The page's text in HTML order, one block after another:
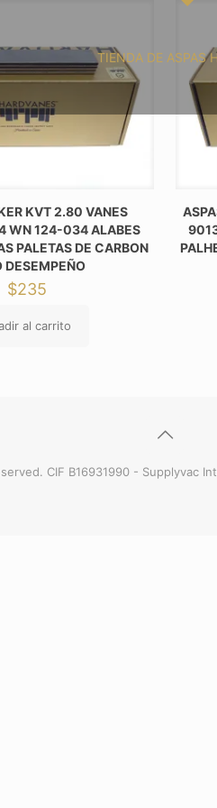
TIENDA DE ASPAS
KVT 2.80 VANES
124-034 ALABES
PALETAS DE CARBON
DESEMPEÑO
$235
al carrito
CIF B16931990 - Supplyvac